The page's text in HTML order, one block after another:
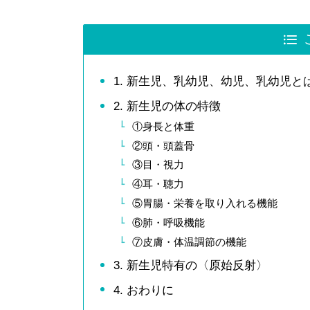
1. 新生児、乳幼児、幼児、乳幼児と
2. 新生児の体の特徴
①身長と体重
②頭・頭蓋骨
③目・視力
④耳・聴力
⑤胃腸・栄養を取り入れる機能
⑥肺・呼吸機能
⑦皮膚・体温調節の機能
3. 新生児特有の〈原始反射〉
4. おわりに